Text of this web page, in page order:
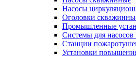
Насосы
Оголовки
Промышленные
Системы для
Станции
Установки